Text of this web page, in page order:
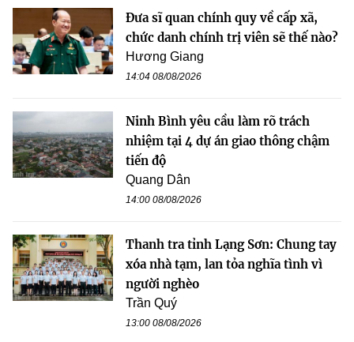
Đưa sĩ quan chính quy về cấp xã,
chức danh chính trị viên sẽ thế nào?
Hương Giang
14:04 08/08/2026
Ninh Bình yêu cầu làm rõ trách
nhiệm tại 4 dự án giao thông chậm
tiến độ
Quang Dân
14:00 08/08/2026
Thanh tra tỉnh Lạng Sơn: Chung tay
xóa nhà tạm, lan tỏa nghĩa tình vì
người nghèo
Trần Quý
13:00 08/08/2026